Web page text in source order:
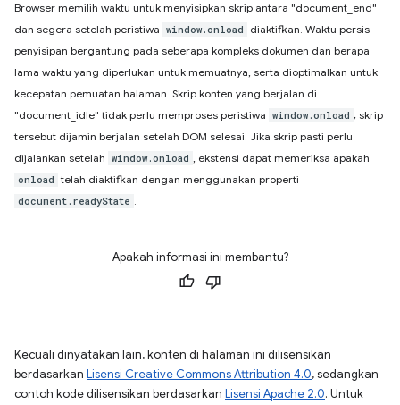
Browser memilih waktu untuk menyisipkan skrip antara "document_end"
dan segera setelah peristiwa window.onload
diaktifkan. Waktu persis
penyisipan bergantung pada seberapa kompleks dokumen dan berapa
lama waktu yang diperlukan untuk memuatnya, serta dioptimalkan untuk
kecepatan pemuatan halaman. Skrip konten yang berjalan di
"document_idle" tidak perlu memproses peristiwa window.onload ; skrip
tersebut dijamin berjalan setelah DOM selesai. Jika skrip pasti perlu
dijalankan setelah window.onload , ekstensi dapat memeriksa apakah
onload telah diaktifkan dengan menggunakan properti
document.readyState .
Apakah informasi ini membantu?
Kecuali dinyatakan lain, konten di halaman ini dilisensikan
berdasarkan Lisensi Creative Commons Attribution 4.0, sedangkan
contoh kode dilisensikan berdasarkan Lisensi Apache 2.0. Untuk